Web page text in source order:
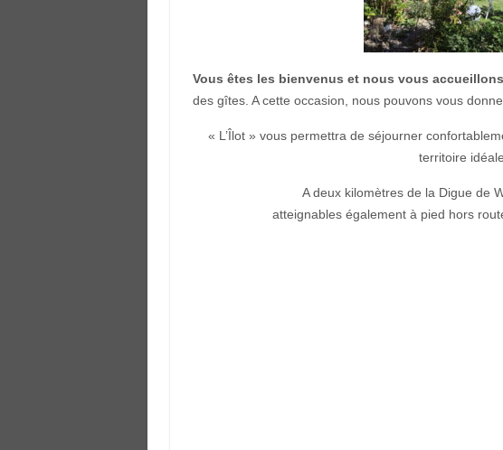
Vous êtes les bienvenus et nous vous
des gîtes. A cette occasion, nous pouvons vous
« L’Îlot » vous permettra de séjourner
territoire
A deux kilomètres de la Digue de
atteignables également à pied hors